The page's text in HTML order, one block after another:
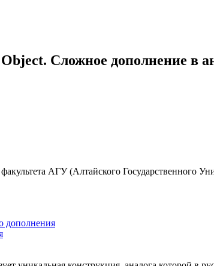
Сложное дополнение в
АГУ (Алтайского Государственного
дополнения